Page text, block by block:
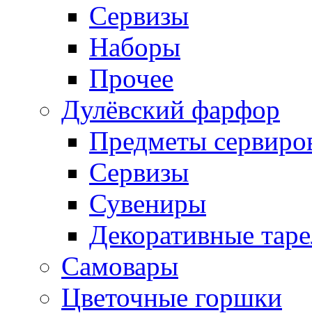
Сервизы
Наборы
Прочее
Дулёвский фарфор
Предметы
Сервизы
Сувениры
Декоративные
Самовары
Цветочные горшки